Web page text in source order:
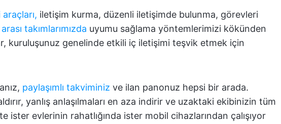
iletişim kurma, düzenli iletişimde bulunma, görevleri
takımlarımızda uyumu sağlama yöntemlerimizi kökünden
kuruluşunuz genelinde etkili iç iletişimi teşvik etmek için
paylaşımlı takviminiz ve ilan panonuz hepsi bir arada.
yanlış anlaşılmaları en aza indirir ve uzaktaki ekibinizin tüm
ister evlerinin rahatlığında ister mobil cihazlarından çalışıyor